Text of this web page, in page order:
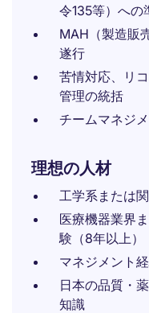
令135等）への
MAH（製造販
遂行
苦情対応、リ
管理の統括
チームマネジ
理想の人材
工学系または
医療機器業界
験（8年以上）
マネジメント
日本の品質・
知識